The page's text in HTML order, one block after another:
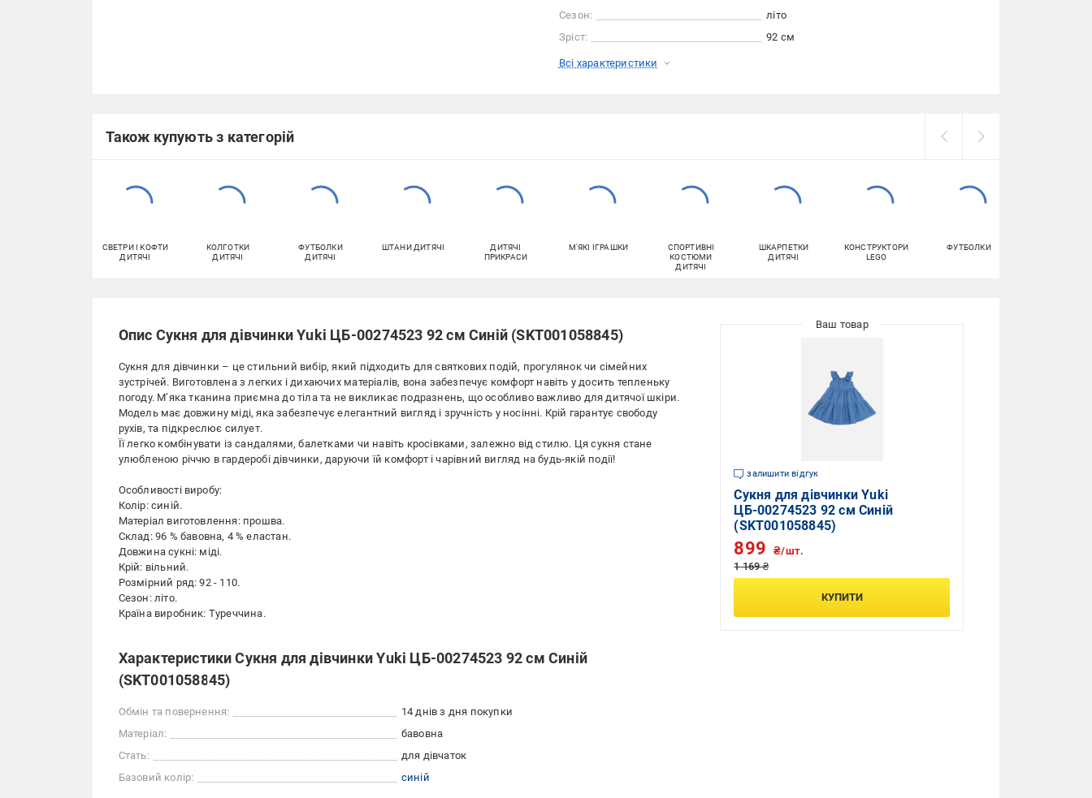
Сезон:
літо
Зріст:
92 см
Всі характеристики
Також купують з категорій
СВЕТРИ І КОФТИ
ДИТЯЧІ
КОЛГОТКИ
ДИТЯЧІ
ФУТБОЛКИ
ДИТЯЧІ
ШТАНИ ДИТЯЧІ
ДИТЯЧІ
ПРИКРАСИ
М'ЯКІ ІГРАШКИ
СПОРТИВНІ
КОСТЮМИ
ДИТЯЧІ
ШКАРПЕТКИ
ДИТЯЧІ
КОНСТРУКТОРИ
LEGO
ФУТБОЛКИ
Опис Сукня для дівчинки Yuki ЦБ-00274523 92 см Синій (SKT001058845)
Сукня для дівчинки – це стильний вибір, який підходить для святкових подій, прогулянок чи сімейних
зустрічей. Виготовлена з легких і дихаючих матеріалів, вона забезпечує комфорт навіть у досить тепленьку
погоду. М’яка тканина приємна до тіла та не викликає подразнень, що особливо важливо для дитячої шкіри.
Модель має довжину міді, яка забезпечує елегантний вигляд і зручність у носінні. Крій гарантує свободу
рухів, та підкреслює силует.
Її легко комбінувати із сандалями, балетками чи навіть кросівками, залежно від стилю. Ця сукня стане
улюбленою річчю в гардеробі дівчинки, даруючи їй комфорт і чарівний вигляд на будь-якій події!
Особливості виробу:
Колір: синій.
Матеріал виготовлення: прошва.
Склад: 96 % бавовна, 4 % еластан.
Довжина сукні: міді.
Крій: вільний.
Розмірний ряд: 92 - 110.
Сезон: літо.
Країна виробник: Туреччина.
Характеристики Сукня для дівчинки Yuki ЦБ-00274523 92 см Синій
(SKT001058845)
Обмін та повернення:
14 днів з дня покупки
Матеріал:
бавовна
Стать:
для дівчаток
Базовий колір:
синій
залишити відгук
Сукня для дівчинки Yuki
ЦБ-00274523 92 см Синій
(SKT001058845)
1 169 ₴
899 ₴/шт.
КУПИТИ